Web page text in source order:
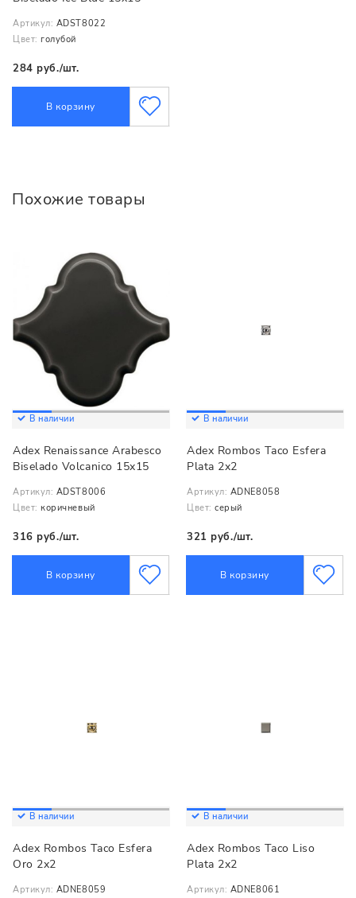
Артикул: ADST8022
Цвет: голубой
284 руб./шт.
В корзину
Похожие товары
В наличии
Adex Renaissance Arabesco
Biselado Volcanico 15x15
Артикул: ADST8006
Цвет: коричневый
316 руб./шт.
В корзину
В наличии
Adex Rombos Taco Esfera
Plata 2x2
Артикул: ADNE8058
Цвет: серый
321 руб./шт.
В корзину
В наличии
Adex Rombos Taco Esfera
Oro 2x2
Артикул: ADNE8059
В наличии
Adex Rombos Taco Liso
Plata 2x2
Артикул: ADNE8061